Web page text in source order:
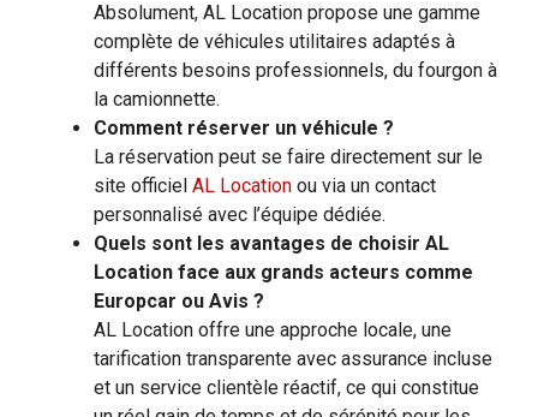
Absolument, AL Location propose une gamme
complète de véhicules utilitaires adaptés à
différents besoins professionnels, du fourgon à
la camionnette.
Comment réserver un véhicule ?
La réservation peut se faire directement sur le
site officiel AL Location ou via un contact
personnalisé avec l’équipe dédiée.
Quels sont les avantages de choisir AL
Location face aux grands acteurs comme
Europcar ou Avis ?
AL Location offre une approche locale, une
tarification transparente avec assurance incluse
et un service clientèle réactif, ce qui constitue